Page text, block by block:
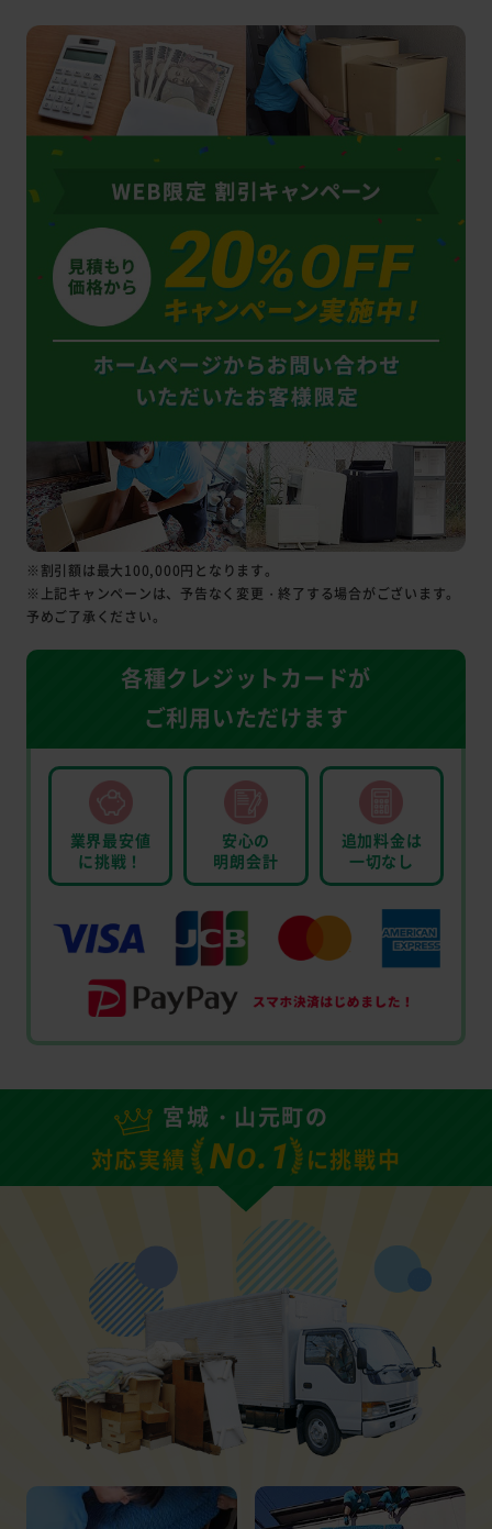
※割引額は最大100,000円となります。
※上記キャンペーンは、予告なく変更・終了する場合がございます。
予めご了承ください。
各種クレジットカードが
ご利用いただけます
業界最安値
に挑戦！
安心の
明朗会計
追加料金は
一切なし
宮城・山元町の
対応実績
NO.1 に挑戦中